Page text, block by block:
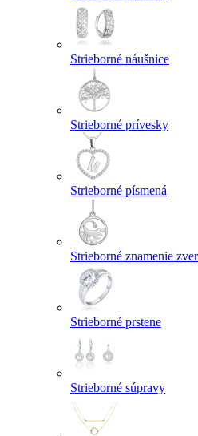
Strieborné náušnice
Strieborné prívesky
Strieborné písmená
Strieborné znamenie
Strieborné prstene
Strieborné súpravy